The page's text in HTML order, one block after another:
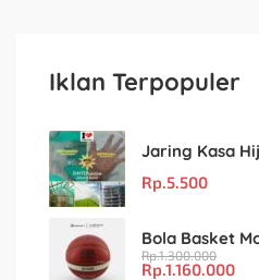
Iklan Terpopuler
Rp.5.500
Rp.1.300.000
Rp.1.160.000